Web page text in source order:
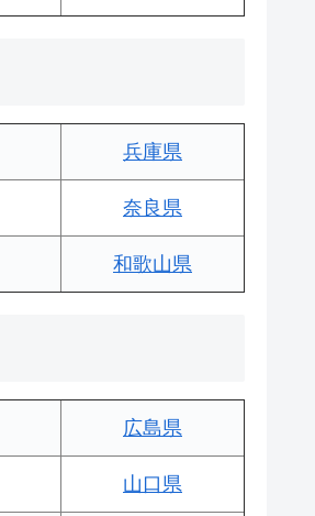
兵庫県
奈良県
和歌山県
広島県
山口県